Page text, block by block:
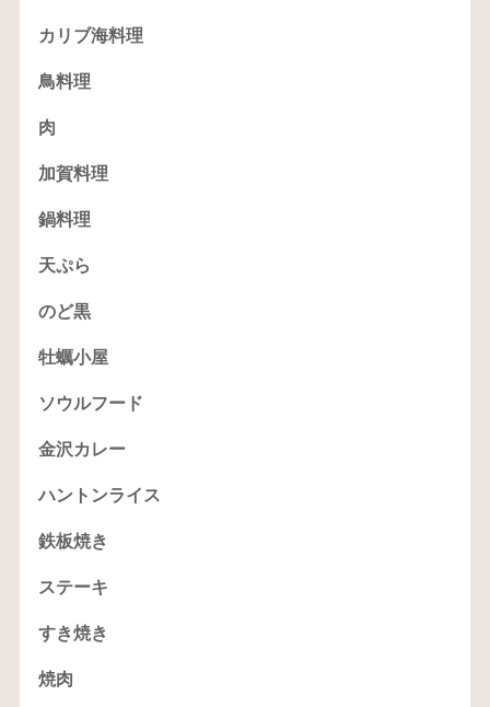
カリブ海料理
鳥料理
肉
加賀料理
鍋料理
天ぷら
のど黒
牡蠣小屋
ソウルフード
金沢カレー
ハントンライス
鉄板焼き
ステーキ
すき焼き
焼肉